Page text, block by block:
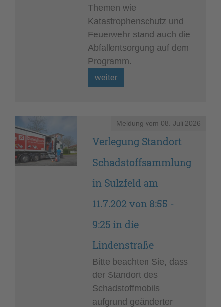
Themen wie
Katastrophenschutz und
Feuerwehr stand auch die
Abfallentsorgung auf dem
Programm.
Meldung vom 08. Juli 2026
Verlegung Standort
Schadstoffsammlung
in Sulzfeld am
11.7.202 von 8:55 -
9:25 in die
Lindenstraße
Bitte beachten Sie, dass
der Standort des
Schadstoffmobils
aufgrund geänderter